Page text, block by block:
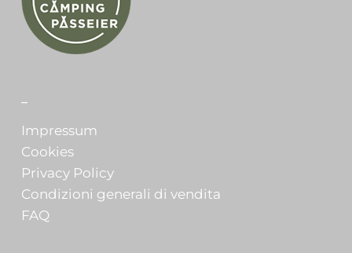
Impressum
Cookies
Privacy Policy
Condizioni generali di vendita
FAQ